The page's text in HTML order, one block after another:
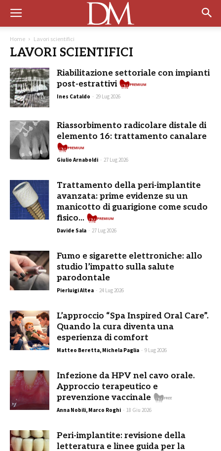
Home Lavori scientifici
LAVORI SCIENTIFICI
Riabilitazione settoriale con impianti
post-estrattivi
Ines Cataldo - 29 Lug 2026
Riassorbimento radicolare distale di
elemento 16: trattamento canalare
Giulio Arnaboldi - 27 Lug 2026
Trattamento della peri-implantite
avanzata: prime evidenze su un
manicotto di guarigione come scudo
fisico...
Davide Sala - 27 Lug 2026
Fumo e sigarette elettroniche: allo
studio l’impatto sulla salute
parodontale
Pierluigi Altea - 24 Lug 2026
L’approccio “Spa Inspired Oral Care”.
Quando la cura diventa una
esperienza di comfort
Matteo Beretta, Michela Paglia - 9 Lug 2026
Infezione da HPV nel cavo orale.
Approccio terapeutico e
prevenzione vaccinale
Anna Nobili, Marco Roghi - 18 Giu 2026
Peri-implantite: revisione della
letteratura e linee guida per la